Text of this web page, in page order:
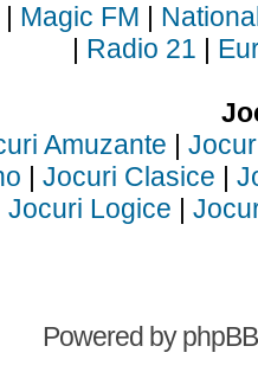
| Magic FM |
| Radio 21 |
Amuzante |
| Jocuri Clasice |
Jocuri Logice |
Powered byphpBB